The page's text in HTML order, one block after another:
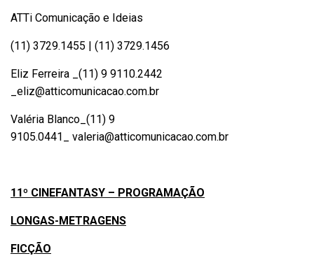
ATTi Comunicação e Ideias
(11) 3729.1455 | (11) 3729.1456
Eliz Ferreira _(11) 9 9110.2442
eliz@atticomunicacao.com.br
Valéria Blanco_(11) 9
9105.0441_ valeria@atticomunicacao.com.br
11º CINEFANTASY – PROGRAMAÇÃO
LONGAS-METRAGENS
FICÇÃO